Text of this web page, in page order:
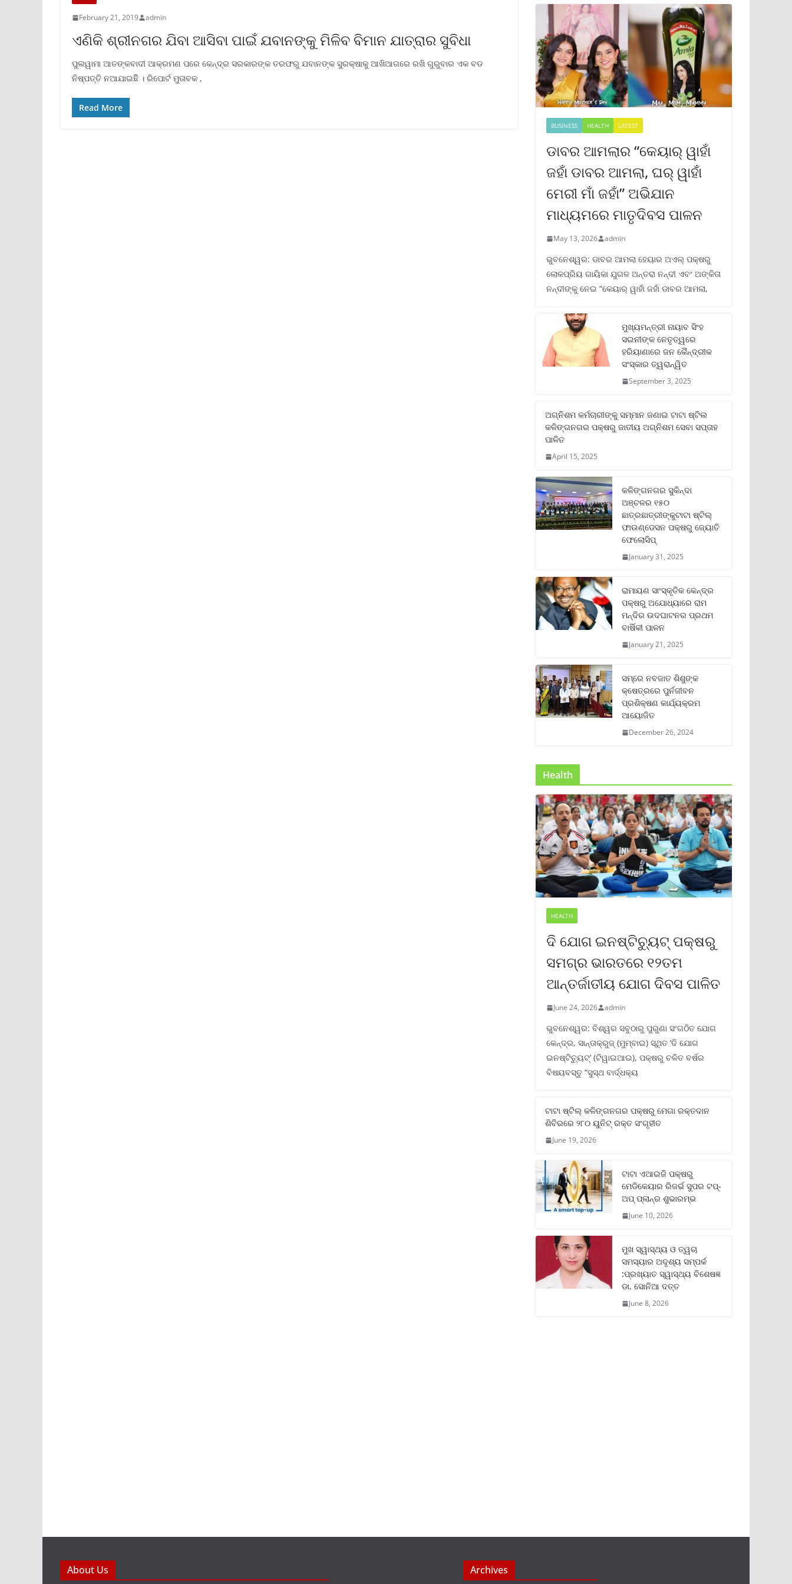
February 21, 2019 admin
ଏଣିକି ଶ୍ରୀନଗର ଯିବା ଆସିବା ପାଇଁ ଯବାନଙ୍କୁ ମିଳିବ ବିମାନ ଯାତ୍ରାର ସୁବିଧା
ପୁଲୱାମା ଆତଙ୍କବାଦୀ ଆକ୍ରମଣ ପରେ କେନ୍ଦ୍ର ସରକାରଙ୍କ ତରଫରୁ ଯବାନଙ୍କ ସୁରକ୍ଷାକୁ ଆଖିଆଗରେ ରଖି ଗୁରୁବାର ଏକ ବଡ
ନିଷ୍ପତ୍ତି ନଆଯାଇଛିି । ରିପୋର୍ଟ ମୁତାବକ ,
Read More
BUSINESS HEALTH LATEST
ଡାବର ଆମଲାର “କେୟାର୍ ୱାହାଁ
ଜହାଁ ଡାବର ଆମଲା, ଘର୍ ୱାହାଁ
ମେରୀ ମାଁ ଜହାଁ” ଅଭିଯାନ
ମାଧ୍ୟମରେ ମାତୃଦିବସ ପାଳନ
May 13, 2026 admin
ଭୁବନେଶ୍ୱର: ଡାବର ଆମଲା ହେୟାର ଅଏଲ୍ ପକ୍ଷରୁ
ଲୋକପ୍ରିୟ ଗାୟିକା ଯୁଗଳ ଅନ୍ତରା ନନ୍ଦୀ ଏବଂ ଅଙ୍କିତା
ନନ୍ଦୀଙ୍କୁ ନେଇ “କେୟାର୍ ୱାହାଁ ଜହାଁ ଡାବର ଆମଲା,
ମୁଖ୍ୟମନ୍ତ୍ରୀ ନାୟାବ ସିଂହ
ସଇନୀଙ୍କ ନେତୃତ୍ୱରେ
ହରିୟାଣାରେ ଜନ କୈନ୍ଦ୍ରୀକ
ସଂସ୍କାର ତ୍ୱରାନ୍ୱିତ
September 3, 2025
ଅଗ୍ନିଶମ କର୍ମଚାରୀଙ୍କୁ ସମ୍ମାନ ଜଣାଇ ଟାଟା ଷ୍ଟିଲ
କଳିଙ୍ଗନଗର ପକ୍ଷରୁ ଜାତୀୟ ଅଗ୍ନିଶମ ସେବା ସପ୍ତାହ
ପାଳିତ
April 15, 2025
କଳିଙ୍ଗନଗର ସୁକିନ୍ଦା
ଅଞ୍ଚଳର ୧୫୦
ଛାତ୍ରଛାତ୍ରୀଙ୍କୁଟାଟା ଷ୍ଟିଲ୍
ଫାଉଣ୍ଡେସନ ପକ୍ଷରୁ ଜ୍ୟୋତି
ଫେଲୋସିପ୍‌
January 31, 2025
ରାମାୟଣ ସାଂସ୍କୃତିକ କେନ୍ଦ୍ର
ପକ୍ଷରୁ ଅଯୋଧ୍ୟାରେ ରାମ
ମନ୍ଦିର ଉଦଘାଟନର ପ୍ରଥମ
ବାର୍ଷିକୀ ପାଳନ
January 21, 2025
ସମ୍‌ରେ ନବଜାତ ଶିଶୁଙ୍କ
କ୍ଷେତ୍ରରେ ପୁର୍ନଜୀବନ
ପ୍ରଶିକ୍ଷଣ କାର୍ଯ୍ୟକ୍ରମ
ଆୟୋଜିତ
December 26, 2024
Health
HEALTH
ଦି ଯୋଗ ଇନଷ୍ଟିଚ୍ୟୁଟ୍ ପକ୍ଷରୁ
ସମଗ୍ର ଭାରତରେ ୧୨ତମ
ଆନ୍ତର୍ଜାତୀୟ ଯୋଗ ଦିବସ ପାଳିତ
June 24, 2026 admin
ଭୁବନେଶ୍ୱର: ବିଶ୍ୱର ସବୁଠାରୁ ପୁରୁଣା ସଂଗଠିତ ଯୋଗ
କେନ୍ଦ୍ର, ସାନ୍ତାକ୍ରୁଜ୍ (ମୁମ୍ବାଇ) ସ୍ଥିତ ‘ଦି ଯୋଗ
ଇନଷ୍ଟିଚ୍ୟୁଟ୍‌’ (ଟିୱାଇଆଇ), ପକ୍ଷରୁ ଚଳିତ ବର୍ଷର
ବିଷୟବସ୍ତୁ “ସୁସ୍ଥ ବାର୍ଦ୍ଧକ୍ୟ
ଟାଟା ଷ୍ଟିଲ୍‌ କଳିଙ୍ଗନଗର ପକ୍ଷରୁ ମେଗା ରକ୍ତଦାନ
ଶିବିରରେ ୨୮୦ ୟୁନିଟ୍‌ ରକ୍ତ ସଂଗୃହୀତ
June 19, 2026
ଟାଟା ଏଆଇଜି ପକ୍ଷରୁ
ମେଡିକେୟାର ରିଜର୍ଭ ସୁପର ଟପ୍‌-
ଅପ୍ ପ୍ଲାନ୍‌ର ଶୁଭାରମ୍ଭ
June 10, 2026
ମୁଖ ସ୍ୱାସ୍ଥ୍ୟ ଓ ତ୍ୱଚା
ସମସ୍ୟାର ଅଦୃଶ୍ୟ ସମ୍ପର୍କ
:ପ୍ରଖ୍ୟାତ ସ୍ୱାସ୍ଥ୍ୟ ବିଶେଷଜ୍ଞ
ଡା. ସୋନିଆ ଦତ୍ତ
June 8, 2026
About Us Archives